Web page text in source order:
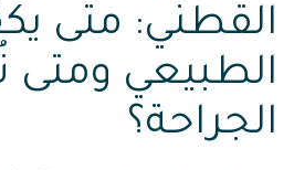
القطني: متى
الطبيعي ومتى
الجراحة؟